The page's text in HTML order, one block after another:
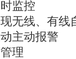
监控
无线、有线
主动报警
理